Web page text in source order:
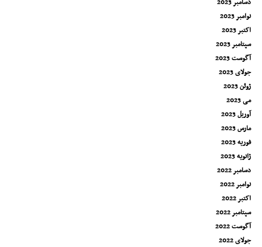
دسامبر 2023
نوامبر 2023
اکتبر 2023
سپتامبر 2023
آگوست 2023
جولای 2023
ژوئن 2023
می 2023
آوریل 2023
مارس 2023
فوریه 2023
ژانویه 2023
دسامبر 2022
نوامبر 2022
اکتبر 2022
سپتامبر 2022
آگوست 2022
جولای 2022